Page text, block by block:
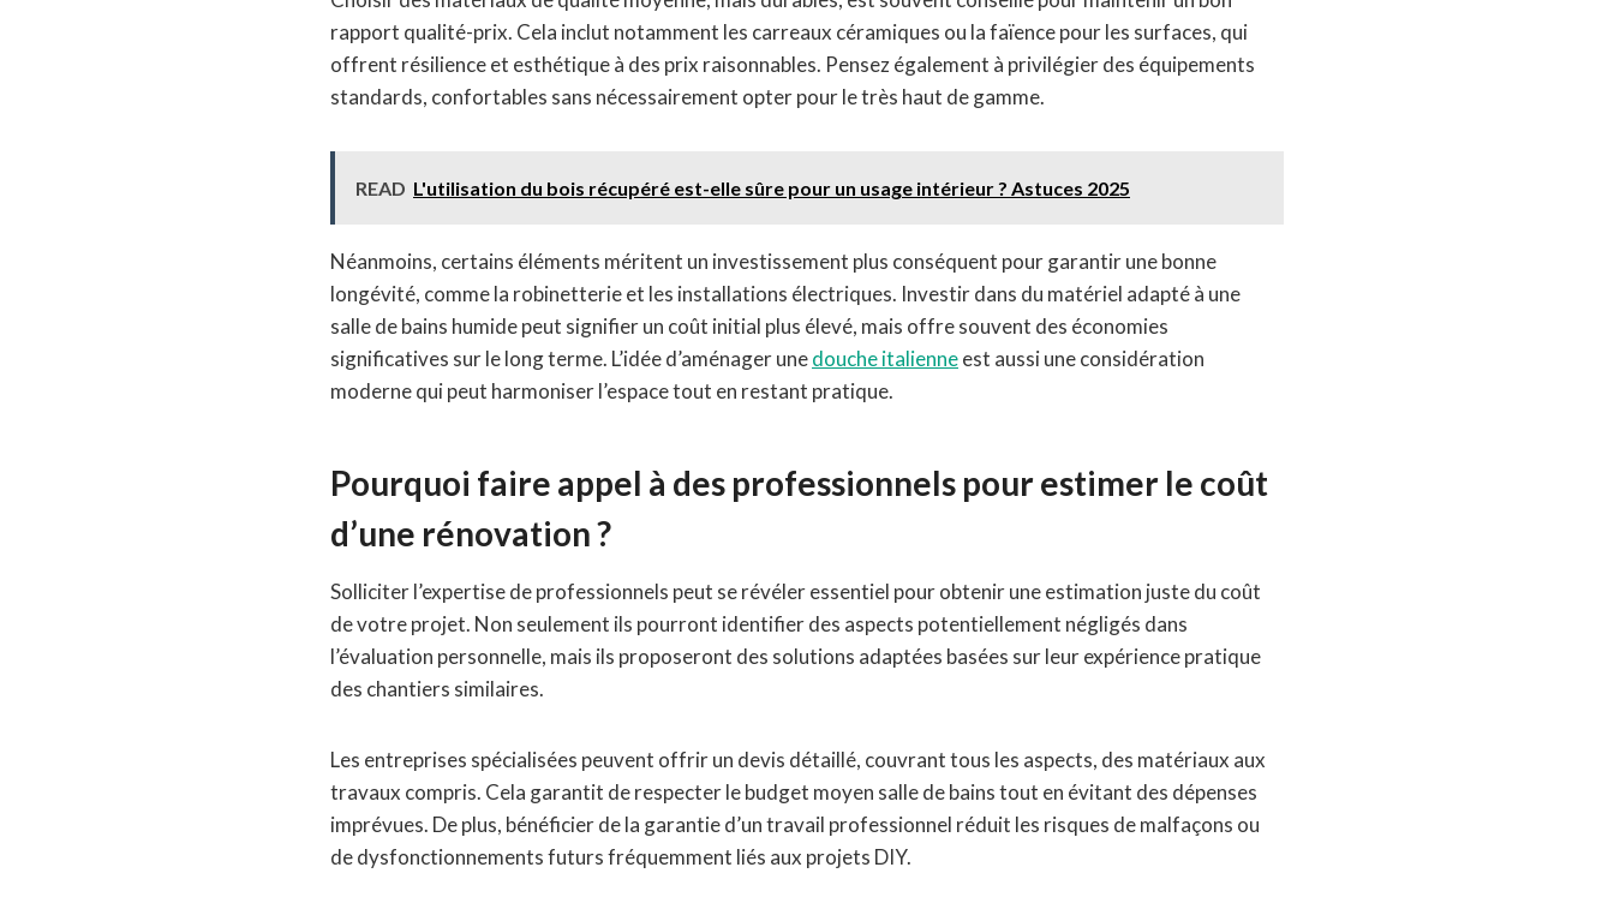
rapport qualité-prix. Cela inclut notamment les carreaux céramiques ou la faïence pour les surfaces, qui
offrent résilience et esthétique à des prix raisonnables. Pensez également à privilégier des équipements
standards, confortables sans nécessairement opter pour le très haut de gamme.
READ L'utilisation du bois récupéré est-elle sûre pour un usage intérieur ? Astuces 2025
Néanmoins, certains éléments méritent un investissement plus conséquent pour garantir une bonne
longévité, comme la robinetterie et les installations électriques. Investir dans du matériel adapté à une
salle de bains humide peut signifier un coût initial plus élevé, mais offre souvent des économies
significatives sur le long terme. L’idée d’aménager unedouche italienneest aussi une considération
moderne qui peut harmoniser l’espace tout en restant pratique.
Pourquoi faire appel à des professionnels pour estimer le coût
d’une rénovation ?
Solliciter l’expertise de professionnels peut se révéler essentiel pour obtenir une estimation juste du coût
de votre projet. Non seulement ils pourront identifier des aspects potentiellement négligés dans
l’évaluation personnelle, mais ils proposeront des solutions adaptées basées sur leur expérience pratique
des chantiers similaires.
Les entreprises spécialisées peuvent offrir un devis détaillé, couvrant tous les aspects, des matériaux aux
travaux compris. Cela garantit de respecter le budget moyen salle de bains tout en évitant des dépenses
imprévues. De plus, bénéficier de la garantie d’un travail professionnel réduit les risques de malfaçons ou
de dysfonctionnements futurs fréquemment liés aux projets DIY.